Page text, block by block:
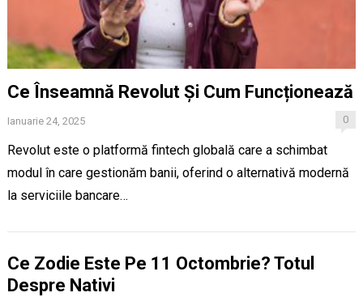
Ce Înseamnă Revolut Și Cum Funcționează
Ianuarie 24, 2025 0
Revolut este o platformă fintech globală care a schimbat
modul în care gestionăm banii, oferind o alternativă modernă
la serviciile bancare…
Ce Zodie Este Pe 11 Octombrie? Totul
Despre Nativi